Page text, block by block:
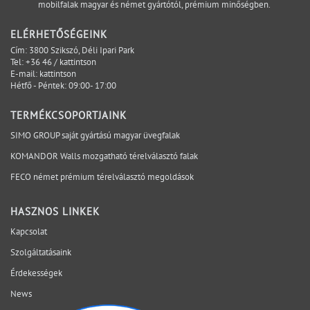
kivitelezésbe. Minél később válik láthatóvá, annál
kevesebb lehetőség marad az egyszerű és kontrollált
megoldásra. A projektbiztonság ezért nem azt jelenti,
hogy minden változás kizárható. Azt jelenti, hogy a
kritikus kérdések időben láthatóvá válnak, a
megfelelő projektfázisban születnek meg. A SIMO a
rendszerben vizsgálja, hogy a bizonytalanság ne a
helyszínen váljon láthatóvá. Mely kérdéseket érdemes
lezárni még az ajánlatkérés előtt? Egyeztessen műszaki
mobilfalak magyar és német gyártótól, prémium minőségben.
ELÉRHETŐSÉGEINK
Cím: 3800 Szikszó, Déli Ipari Park
Tel:+36 46 / kattintson
E-mail: kattintson
Hétfő - Péntek: 09:00- 17:00
TERMÉKCSOPORTJAINK
SIMO GROUP saját gyártású magyar üvegfalak
KOMANDOR Walls mozgatható térelválasztó falak
FECO német prémium térelválasztó megoldások
HASZNOS LINKEK
Kapcsolat
Szolgáltatásaink
Érdekességek
News